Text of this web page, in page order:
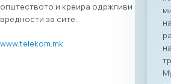
општеството и креира одржливи
вредности за сите.
www.telekom.mk